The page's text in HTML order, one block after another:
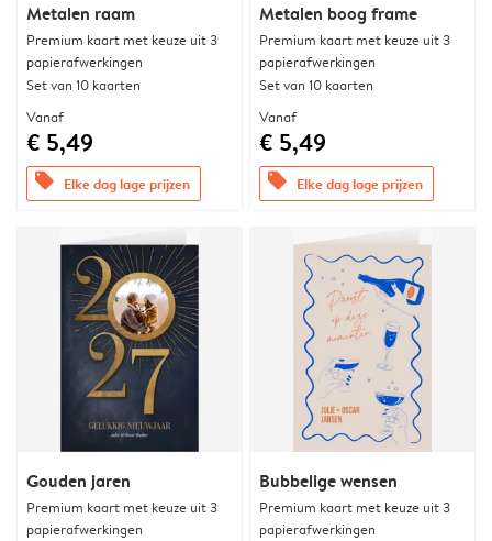
Metalen raam
Premium kaart met keuze uit 3
papierafwerkingen
Set van 10 kaarten
Vanaf
€ 5,49
offers Elke dag lage prijzen
Metalen boog frame
Premium kaart met keuze uit 3
papierafwerkingen
Set van 10 kaarten
Vanaf
€ 5,49
offers Elke dag lage prijzen
Gouden jaren
Premium kaart met keuze uit 3
papierafwerkingen
Bubbelige wensen
Premium kaart met keuze uit 3
papierafwerkingen